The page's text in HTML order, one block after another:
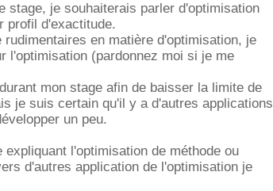
stage, je souhaiterais parler d'optimisation
profil d'exactitude.
en matière d'optimisation, je
l'optimisation (pardonnez moi si je me
mon stage afin de baisser la limite de
je suis certain qu'il y a d'autres applications
un peu.
l'optimisation de méthode ou
d'autres application de l'optimisation je